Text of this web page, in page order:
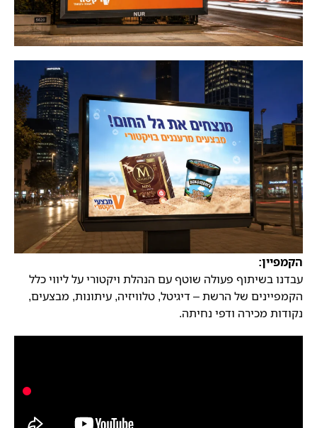
הקמפיין:
עבדנו בשיתוף פעולה שוטף עם הנהלת ויקטורי על ליווי כלל
הקמפיינים של הרשת – דיגיטל, טלוויזיה, עיתונות, מבצעים,
נקודות מכירה ודפי נחיתה.